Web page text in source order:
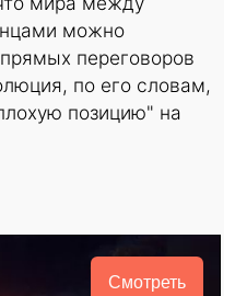
можно
переговоров
по его словам,
позицию" на
Смотреть